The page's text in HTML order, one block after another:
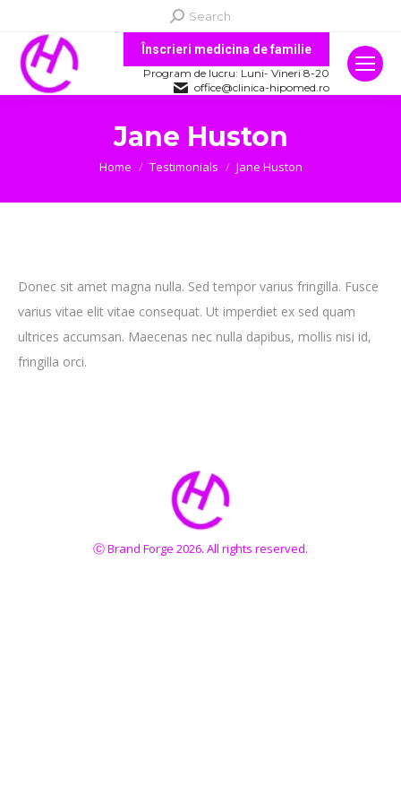
Search:
Search
Înscrieri medicina de familie
Program de lucru: Luni- Vineri 8-20
office@clinica-hipomed.ro
Jane Huston
You are here:
Home Testimonials Jane Huston
Donec sit amet magna nulla. Sed tempor varius fringilla. Fusce
varius vitae elit vitae consequat. Ut imperdiet ex sed quam
ultrices accumsan. Maecenas nec nulla dapibus, mollis nisi id,
fringilla orci.
Ⓒ Brand Forge 2026. All rights reserved.